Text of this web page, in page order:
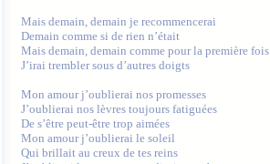
Mais demain, demain je recommencerai
Demain comme si de rien n’était
Mais demain, demain comme pour la première fois
J’irai trembler sous d’autres doigts
Mon amour j’oublierai nos promesses
J’oublierai nos lèvres toujours fatiguées
De s’être peut-être trop aimées
Mon amour j’oublierai le soleil
Qui brillait au creux de tes reins